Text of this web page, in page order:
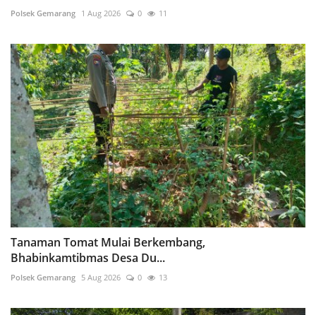
Polsek Gemarang 1 Aug 2026 0 11
Tanaman Tomat Mulai Berkembang,
Bhabinkamtibmas Desa Du...
Polsek Gemarang 5 Aug 2026 0 13